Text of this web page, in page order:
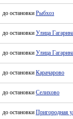
до остановки Рыбхоз
до остановки Улица
до остановки Улица
до остановки Карачарово
до остановки Селихово
до остановки Пригородная